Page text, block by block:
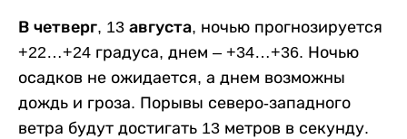
В четверг, 13 августа, ночью прогнозируется
+22…+24 градуса, днем – +34…+36. Ночью
осадков не ожидается, а днем возможны
дождь и гроза. Порывы северо-западного
ветра будут достигать 13 метров в секунду.